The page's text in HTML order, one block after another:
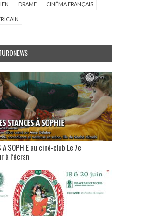
DRAME CINÉMA FRANÇAIS
A SOPHIE au ciné-club Le 7e
à l’écran